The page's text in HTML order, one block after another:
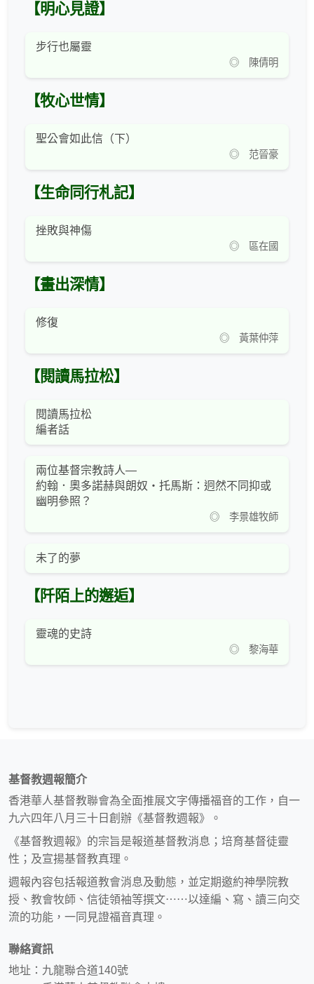
【明心見證】
步行也屬靈
◎ 陳倩明
【牧心世情】
聖公會如此信（下）
◎ 范晉豪
【生命同行札記】
挫敗與神傷
◎ 區在國
【畫出深情】
修復
◎ 黃葉仲萍
【閱讀馬拉松】
閱讀馬拉松
編者話
兩位基督宗教詩人—
約翰．奧多諾赫與朗奴‧托馬斯：迥然不同抑或
幽明參照？
◎ 李景雄牧師
未了的夢
【阡陌上的邂逅】
靈魂的史詩
◎ 黎海華
基督教週報簡介
香港華人基督教聯會為全面推展文字傳播福音的工作，自一
九六四年八月三十日創辦《基督教週報》。
《基督教週報》的宗旨是報道基督教消息；培育基督徒靈
性；及宣揚基督教真理。
週報內容包括報道教會消息及動態，並定期邀約神學院教
授、教會牧師、信徒領袖等撰文⋯⋯以達編、寫、讀三向交
流的功能，一同見證福音真理。
聯絡資訊
地址：九龍聯合道140號